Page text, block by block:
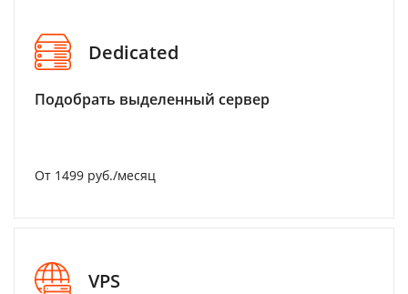
Dedicated
Подобрать выделенный сервер
От 1499 руб./месяц
VPS